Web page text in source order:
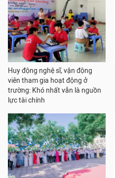
Huy động nghệ sĩ, vận động
viên tham gia hoạt động ở
trường: Khó nhất vẫn là nguồn
lực tài chính